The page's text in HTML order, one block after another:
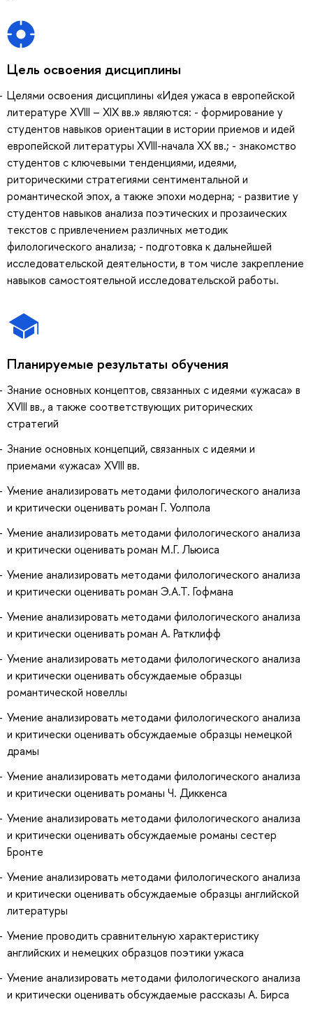
Цель освоения дисциплины
Целями освоения дисциплины «Идея ужаса в европейской
литературе XVIII – XIX вв.» являются: - формирование у
студентов навыков ориентации в истории приемов и идей
европейской литературы XVIII-начала XX вв.; - знакомство
студентов с ключевыми тенденциями, идеями,
риторическими стратегиями сентиментальной и
романтической эпох, а также эпохи модерна; - развитие у
студентов навыков анализа поэтических и прозаических
текстов с привлечением различных методик
филологического анализа; - подготовка к дальнейшей
исследовательской деятельности, в том числе закрепление
навыков самостоятельной исследовательской работы.
Планируемые результаты обучения
Знание основных концептов, связанных с идеями «ужаса» в
XVIII вв., а также соответствующих риторических
стратегий
Знание основных концепций, связанных с идеями и
приемами «ужаса» XVIII вв.
Умение анализировать методами филологического анализа
и критически оценивать роман Г. Уолпола
Умение анализировать методами филологического анализа
и критически оценивать роман М.Г. Льюиса
Умение анализировать методами филологического анализа
и критически оценивать роман Э.А.Т. Гофмана
Умение анализировать методами филологического анализа
и критически оценивать роман А. Ратклифф
Умение анализировать методами филологического анализа
и критически оценивать обсуждаемые образцы
романтической новеллы
Умение анализировать методами филологического анализа
и критически оценивать обсуждаемые образцы немецкой
драмы
Умение анализировать методами филологического анализа
и критически оценивать романы Ч. Диккенса
Умение анализировать методами филологического анализа
и критически оценивать обсуждаемые романы сестер
Бронте
Умение анализировать методами филологического анализа
и критически оценивать обсуждаемые образцы английской
литературы
Умение проводить сравнительную характеристику
английских и немецких образцов поэтики ужаса
Умение анализировать методами филологического анализа
и критически оценивать обсуждаемые рассказы А. Бирса